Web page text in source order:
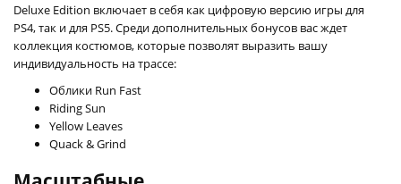
Deluxe Edition включает в себя как цифровую версию игры для
PS4, так и для PS5. Среди дополнительных бонусов вас ждет
коллекция костюмов, которые позволят выразить вашу
индивидуальность на трассе:
Облики Run Fast
Riding Sun
Yellow Leaves
Quack & Grind